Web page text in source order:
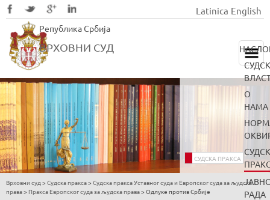
to
main
Република Србија
ВРХОВНИ СУД
Latinica English
О
НАМА
РАДА
СУДСКА ПРАКСА
You
Врховни суд > Судска пракса> Судска пракса Уставног суда и Европског суда за људска
права> Пракса Европског суда за људска права> Одлуке против Србије